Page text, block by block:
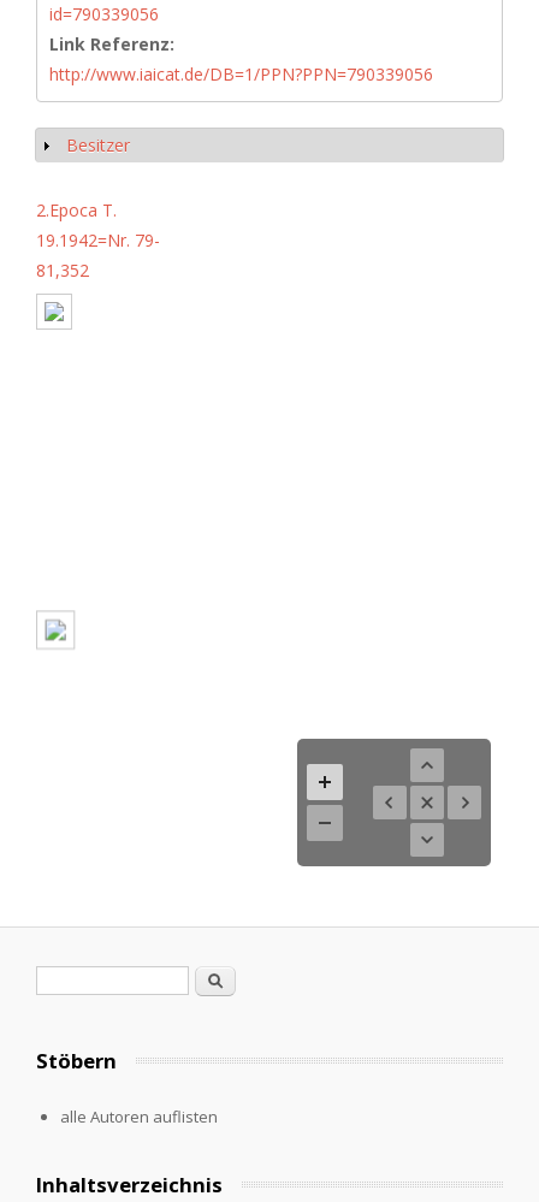
id=790339056
Link Referenz:
http://www.iaicat.de/DB=1/PPN?PPN=790339056
Show
Besitzer
2.Epoca T.
19.1942=Nr. 79-
81,352
Search
Stöbern
alle Autoren auflisten
Inhaltsverzeichnis